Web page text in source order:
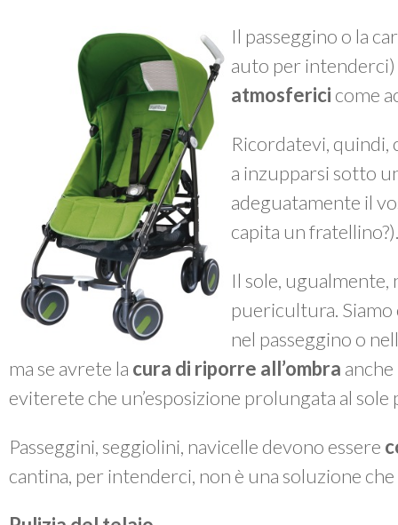
Il passeggino o la
auto per
atmosferici come
Ricordatevi, quindi,
a inzupparsi sotto
adeguatamente il
capita un fratellino?).
Il sole, ugualmente,
puericultura.
nel passeggino o
ma se avrete la cura di riporre all’ombra
eviterete che un’esposizione prolungata al sole
Passeggini, seggiolini, navicelle devono essere
cantina, per intenderci, non è una soluzione